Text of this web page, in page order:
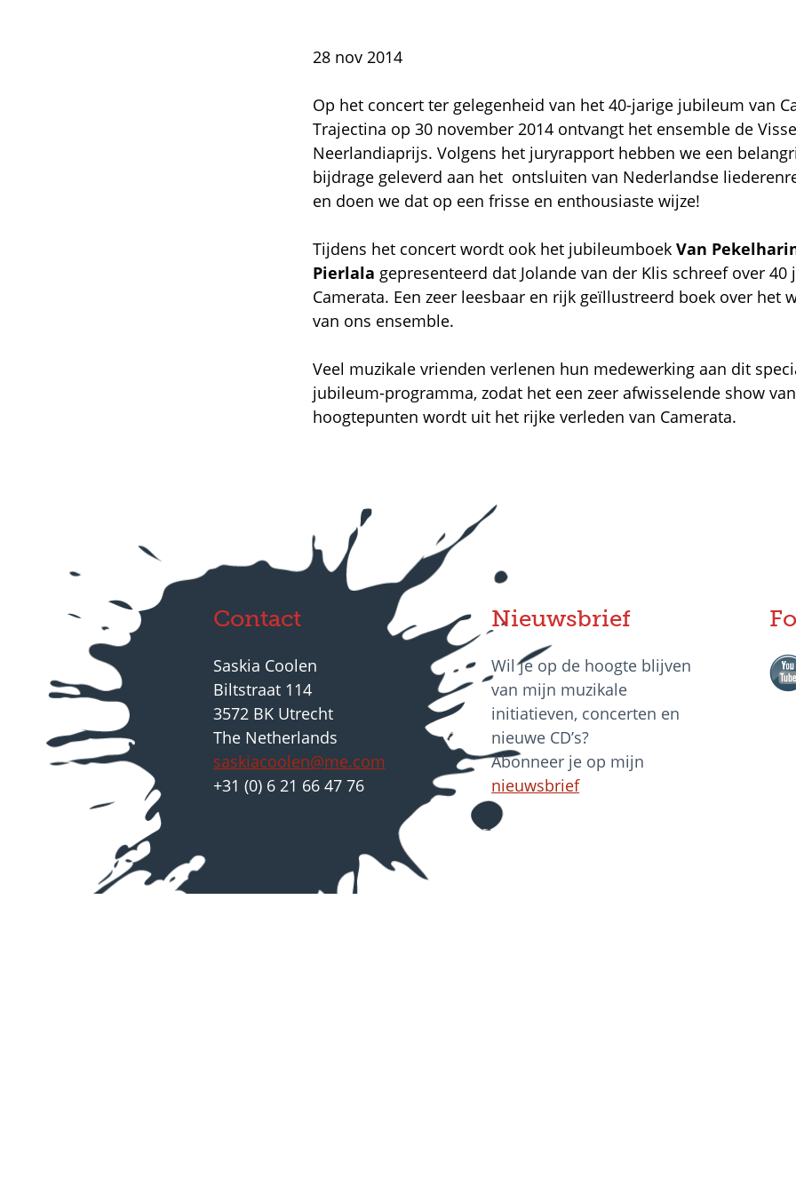
28 nov 2014
Op het concert ter gelegenheid van het 40-jarige jubileum van
Trajectina op 30 november 2014 ontvangt het ensemble de
Neerlandiaprijs. Volgens het juryrapport hebben we een
bijdrage geleverd aan het ontsluiten van Nederlandse
en doen we dat op een frisse en enthousiaste wijze!
Tijdens het concert wordt ook het jubileumboek Van
Pierlala gepresenteerd dat Jolande van der Klis schreef over 40
Camerata. Een zeer leesbaar en rijk geïllustreerd boek over het
van ons ensemble.
Veel muzikale vrienden verlenen hun medewerking aan dit
jubileum-programma, zodat het een zeer afwisselende show van
hoogtepunten wordt uit het rijke verleden van Camerata.
Contact
Saskia Coolen
Biltstraat 114
3572 BK Utrecht
The Netherlands
saskiacoolen@me.com
+31 (0) 6 21 66 47 76
Nieuwsbrief
Wil je op de hoogte blijven
van mijn muzikale
initiatieven, concerten en
nieuwe CD’s?
Abonneer je op mijn
nieuwsbrief